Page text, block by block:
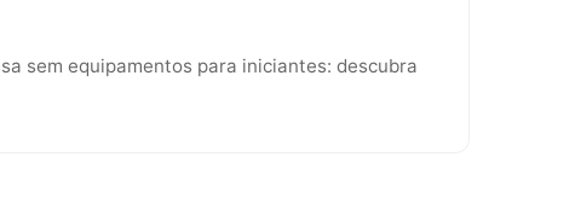
sem equipamentos para iniciantes: descubra